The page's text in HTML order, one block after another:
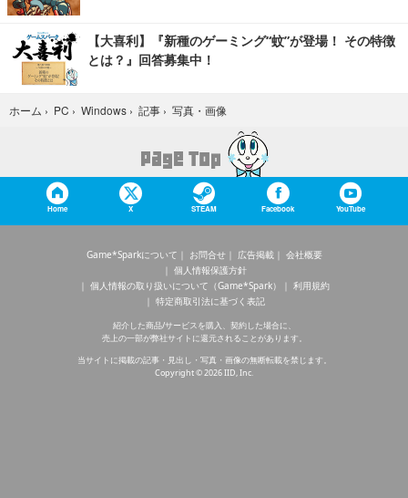
【大喜利】『新種のゲーミング“蚊”が登場！ その特徴
とは？』回答募集中！
ホーム › PC › Windows › 記事 › 写真・画像
Home X STEAM Facebook YouTube
Game*Sparkについて お問合せ 広告掲載
会社概要
個人情報保護方針
個人情報の取り扱いについて（Game*Spark）
利用規約
特定商取引法に基づく表記
紹介した商品/サービスを購入、契約した場合に、
売上の一部が弊社サイトに還元されることがあります。
当サイトに掲載の記事・見出し・写真・画像の無断転載を禁じます。
Copyright © 2026 IID, Inc.